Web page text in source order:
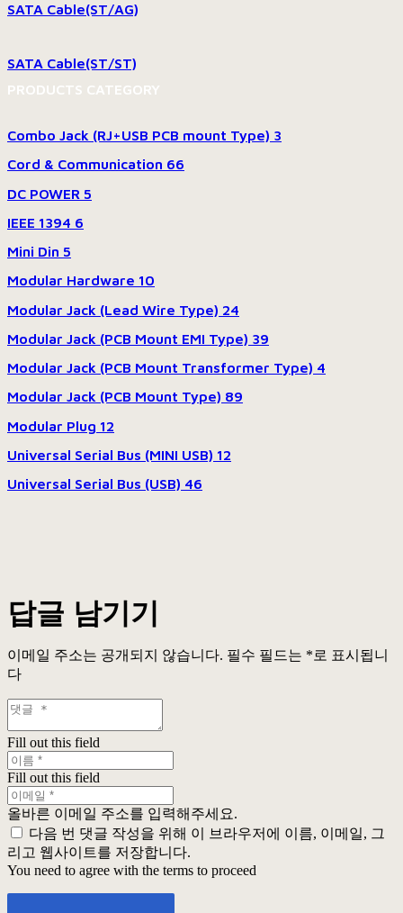
SATA Cable(ST/AG)
SATA Cable(ST/ST)
PRODUCTS CATEGORY
Combo Jack (RJ+USB PCB mount Type) 3
Cord & Communication 66
DC POWER 5
IEEE 1394 6
Mini Din 5
Modular Hardware 10
Modular Jack (Lead Wire Type) 24
Modular Jack (PCB Mount EMI Type) 39
Modular Jack (PCB Mount Transformer Type) 4
Modular Jack (PCB Mount Type) 89
Modular Plug 12
Universal Serial Bus (MINI USB) 12
Universal Serial Bus (USB) 46
답글 남기기
이메일 주소는 공개되지 않습니다. 필수 필드는 * 로 표시됩니
다
Fill out this field
Fill out this field
올바른 이메일 주소를 입력해주세요.
다음 번 댓글 작성을 위해 이 브라우저에 이름, 이메일, 그
리고 웹사이트를 저장합니다.
You need to agree with the terms to proceed